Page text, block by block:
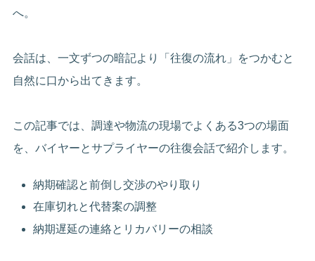
へ。
会話は、一文ずつの暗記より「往復の流れ」をつかむと
自然に口から出てきます。
この記事では、調達や物流の現場でよくある3つの場面
を、バイヤーとサプライヤーの往復会話で紹介します。
納期確認と前倒し交渉のやり取り
在庫切れと代替案の調整
納期遅延の連絡とリカバリーの相談